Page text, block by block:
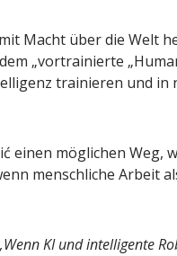
Macht über die Welt
„vortrainierte
trainieren und in
einen möglichen Weg,
menschliche Arbeit
KI und intelligente